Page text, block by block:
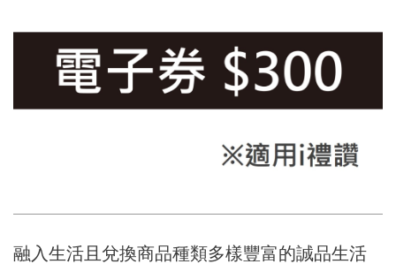
融入生活且兌換商品種類多樣豐富的誠品生活